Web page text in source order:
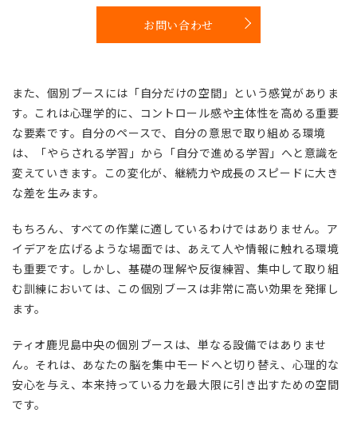
お問い合わせ
また、個別ブースには「自分だけの空間」という感覚がありま
す。これは心理学的に、コントロール感や主体性を高める重要
な要素です。自分のペースで、自分の意思で取り組める環境
は、「やらされる学習」から「自分で進める学習」へと意識を
変えていきます。この変化が、継続力や成長のスピードに大き
な差を生みます。
もちろん、すべての作業に適しているわけではありません。ア
イデアを広げるような場面では、あえて人や情報に触れる環境
も重要です。しかし、基礎の理解や反復練習、集中して取り組
む訓練においては、この個別ブースは非常に高い効果を発揮し
ます。
ティオ鹿児島中央の個別ブースは、単なる設備ではありませ
ん。それは、あなたの脳を集中モードへと切り替え、心理的な
安心を与え、本来持っている力を最大限に引き出すための空間
です。